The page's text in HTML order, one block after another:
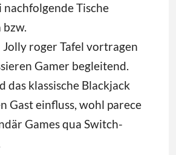
nachfolgende Tische
bzw.
Jolly roger Tafel vortragen
Gamer begleitend.
das klassische Blackjack
Gast einfluss, wohl parece
Games qua Switch-